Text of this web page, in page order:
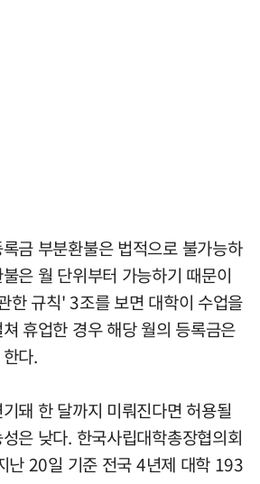
금 부분환불은 법적으로 불가능하
은 월 단위부터 가능하기 때문이
한 규칙' 3조를 보면 대학이 수업을
휴업한 경우 해당 월의 등록금은
다.
돼 한 달까지 미뤄진다면 허용될
은 낮다. 한국사립대학총장협의회
난 20일 기준 전국 4년제 대학 193